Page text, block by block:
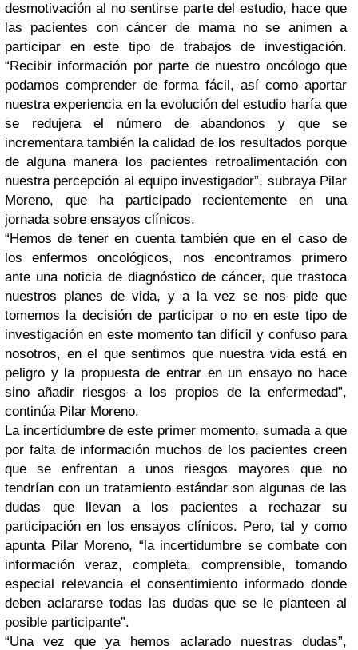
desmotivación al no sentirse parte del estudio, hace que
las pacientes con cáncer de mama no se animen a
participar en este tipo de trabajos de investigación.
“Recibir información por parte de nuestro oncólogo que
podamos comprender de forma fácil, así como aportar
nuestra experiencia en la evolución del estudio haría que
se redujera el número de abandonos y que se
incrementara también la calidad de los resultados porque
de alguna manera los pacientes retroalimentación con
nuestra percepción al equipo investigador”, subraya Pilar
Moreno, que ha participado recientemente en una
jornada sobre ensayos clínicos.
“Hemos de tener en cuenta también que en el caso de
los enfermos oncológicos, nos encontramos primero
ante una noticia de diagnóstico de cáncer, que trastoca
nuestros planes de vida, y a la vez se nos pide que
tomemos la decisión de participar o no en este tipo de
investigación en este momento tan difícil y confuso para
nosotros, en el que sentimos que nuestra vida está en
peligro y la propuesta de entrar en un ensayo no hace
sino añadir riesgos a los propios de la enfermedad”,
continúa Pilar Moreno.
La incertidumbre de este primer momento, sumada a que
por falta de información muchos de los pacientes creen
que se enfrentan a unos riesgos mayores que no
tendrían con un tratamiento estándar son algunas de las
dudas que llevan a los pacientes a rechazar su
participación en los ensayos clínicos. Pero, tal y como
apunta Pilar Moreno, “la incertidumbre se combate con
información veraz, completa, comprensible, tomando
especial relevancia el consentimiento informado donde
deben aclararse todas las dudas que se le planteen al
posible participante”.
“Una vez que ya hemos aclarado nuestras dudas”,